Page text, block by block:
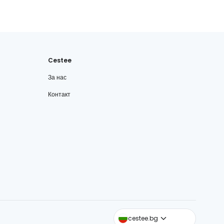
Cestee
За нас
Контакт
cestee.bg
cestee.com